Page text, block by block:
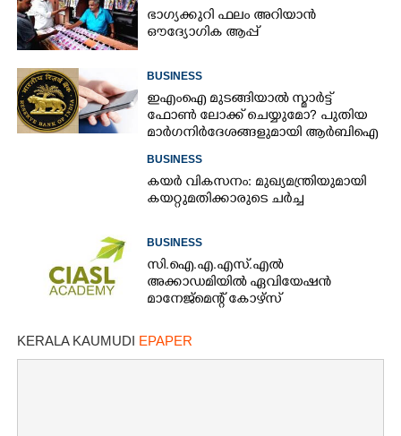
ഭാഗ്യക്കുറി ഫലം അറിയാൻ
ഔദ്യോഗിക ആപ്പ്
BUSINESS
ഇഎംഐ മുടങ്ങിയാൽ സ്മാർട്ട്
ഫോൺ ലോക്ക് ചെയ്യുമോ? പുതിയ
മാർഗനിർദേശങ്ങളുമായി ആർബിഐ
BUSINESS
കയർ വികസനം: മുഖ്യമന്ത്രിയുമായി
കയറ്റുമതിക്കാരുടെ ചർച്ച
BUSINESS
സി.ഐ.എ.എസ്.എൽ
അക്കാഡമിയിൽ ഏവിയേഷൻ
മാനേജ്മെന്റ് കോഴ്സ്
KERALA KAUMUDI EPAPER